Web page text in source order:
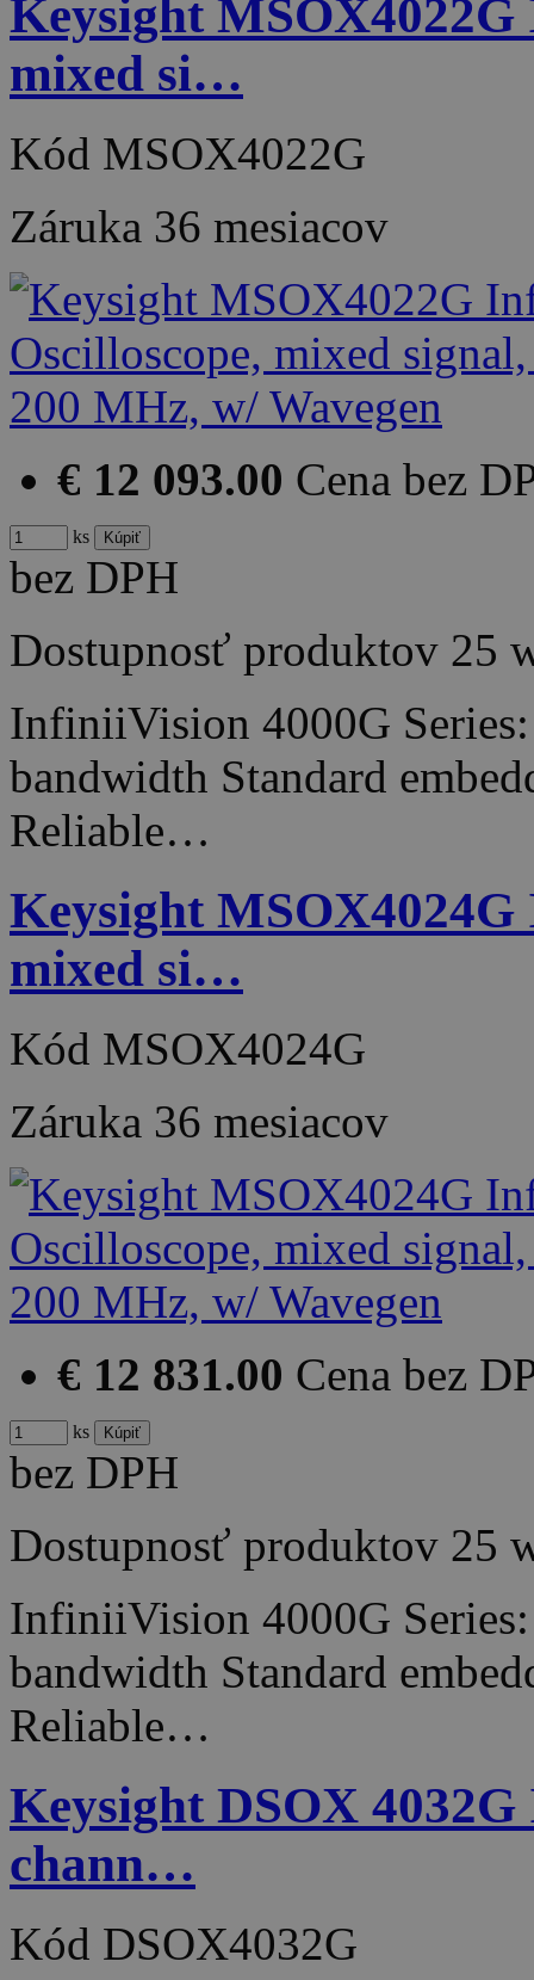
Keysight
mixed si…
Kód MSOX4022G
Záruka 36 mesiacov
€ 12 093.00 Cena bez
ks
bez DPH
Dostupnosť produktov 25
InfiniiVision 4000G
bandwidth Standard
Reliable…
Keysight
mixed si…
Kód MSOX4024G
Záruka 36 mesiacov
€ 12 831.00 Cena bez
ks
bez DPH
Dostupnosť produktov 25
InfiniiVision 4000G
bandwidth Standard
Reliable…
Keysight DSOX
chann…
Kód DSOX4032G